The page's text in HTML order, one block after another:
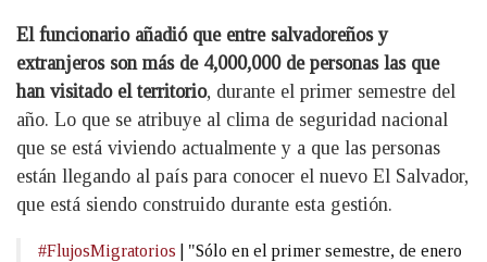
El funcionario añadió que entre salvadoreños y
extranjeros son más de 4,000,000 de personas las que
han visitado el territorio, durante el primer semestre del
año. Lo que se atribuye al clima de seguridad nacional
que se está viviendo actualmente y a que las personas
están llegando al país para conocer el nuevo El Salvador,
que está siendo construido durante esta gestión.
#FlujosMigratorios | "Sólo en el primer semestre, de enero